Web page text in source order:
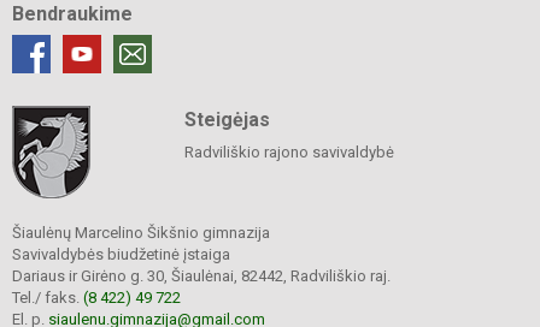
Bendraukime
Steigėjas
Radviliškio rajono savivaldybė
Šiaulėnų Marcelino Šikšnio gimnazija
Savivaldybės biudžetinė įstaiga
Dariaus ir Girėno g. 30, Šiaulėnai, 82442, Radviliškio raj.
Tel./ faks. (8 422) 49 722
El. p. siaulenu.gimnazija@gmail.com